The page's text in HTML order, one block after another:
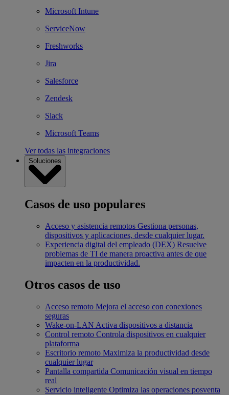
Microsoft Intune
ServiceNow
Freshworks
Jira
Salesforce
Zendesk
Slack
Microsoft Teams
Ver todas las integraciones
Soluciones
Casos de uso populares
Acceso y asistencia remotos Gestiona personas,
dispositivos y aplicaciones, desde cualquier lugar.
Experiencia digital del empleado (DEX) Resuelve
problemas de TI de manera proactiva antes de que
impacten en la productividad.
Otros casos de uso
Acceso remoto Mejora el acceso con conexiones
seguras
Wake-on-LAN Activa dispositivos a distancia
Control remoto Controla dispositivos en cualquier
plataforma
Escritorio remoto Maximiza la productividad desde
cualquier lugar
Pantalla compartida Comunicación visual en tiempo
real
Servicio inteligente Optimiza las operaciones posventa